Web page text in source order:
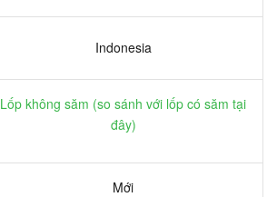
Indonesia
Lốp không săm (so sánh với lốp có săm tại
đây)
Mới